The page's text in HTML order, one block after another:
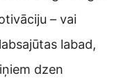
– vai
labad,
dzen